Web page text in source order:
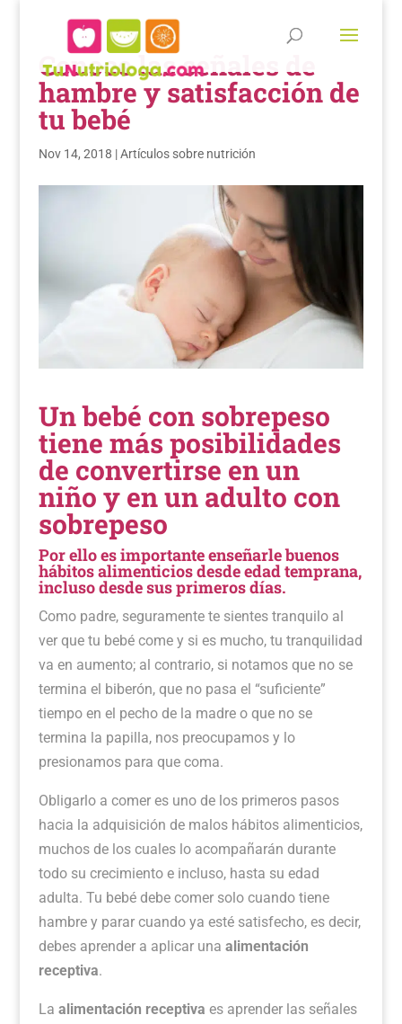
Conoce las señales de
hambre y satisfacción de
tu bebé
Nov 14, 2018 |Artículos sobre nutrición
Un bebé con sobrepeso
tiene más posibilidades
de convertirse en un
niño y en un adulto con
sobrepeso
Por ello es importante enseñarle buenos
hábitos alimenticios desde edad temprana,
incluso desde sus primeros días.
Como padre, seguramente te sientes tranquilo al
ver que tu bebé come y si es mucho, tu tranquilidad
va en aumento; al contrario, si notamos que no se
termina el biberón, que no pasa el “suficiente”
tiempo en el pecho de la madre o que no se
termina la papilla, nos preocupamos y lo
presionamos para que coma.
Obligarlo a comer es uno de los primeros pasos
hacia la adquisición de malos hábitos alimenticios,
muchos de los cuales lo acompañarán durante
todo su crecimiento e incluso, hasta su edad
adulta. Tu bebé debe comer solo cuando tiene
hambre y parar cuando ya esté satisfecho, es decir,
debes aprender a aplicar una alimentación
receptiva.
La alimentación receptiva es aprender las señales